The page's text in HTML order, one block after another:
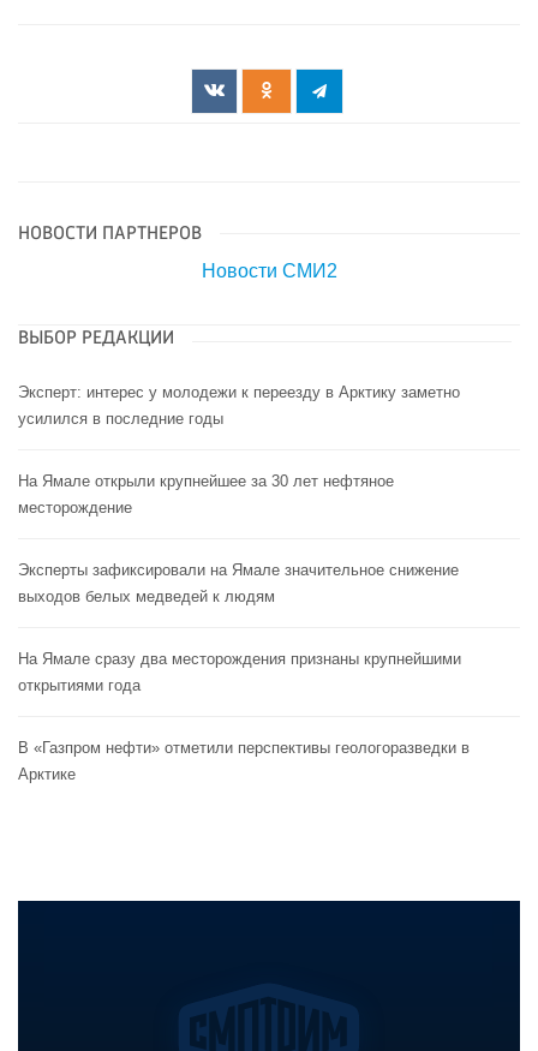
НОВОСТИ ПАРТНЕРОВ
Новости СМИ2
ВЫБОР РЕДАКЦИИ
Эксперт: интерес у молодежи к переезду в Арктику заметно
усилился в последние годы
На Ямале открыли крупнейшее за 30 лет нефтяное
месторождение
Эксперты зафиксировали на Ямале значительное снижение
выходов белых медведей к людям
На Ямале сразу два месторождения признаны крупнейшими
открытиями года
В «Газпром нефти» отметили перспективы геологоразведки в
Арктике